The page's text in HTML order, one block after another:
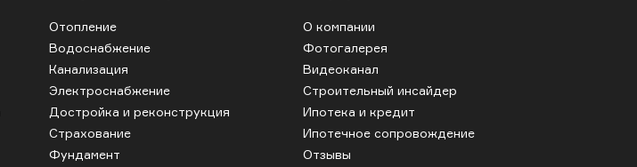
Отопление
Водоснабжение
Канализация
Электроснабжение
Достройка и реконструкция
Страхование
Фундамент
О компании
Фотогалерея
Видеоканал
Строительный инсайдер
Ипотека и кредит
Ипотечное сопровождение
Отзывы